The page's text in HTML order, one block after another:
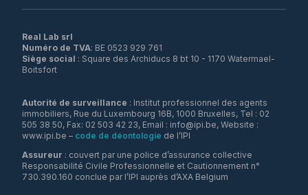
Real Lab srl
Numéro de TVA
Siège social : Square des Archiducs 8 bt 10 - 1170 Watermael-
Boitsfort
Autorité de surveillance : Institut professionnel des agents
immobiliers, Rue du Luxembourg 16B, 1000 Bruxelles, Tel : 02
505 38 50, Fax: 02 503 42 23, Email : info@ipi.be, Website :
www.ipi.be – code de déontologie de l’IPI
Assureur : couvert par une police d’assurance collective
Responsabilité Civile Professionnelle et Cautionnement n°
730.390.160 conclue par l’IPI auprès d’AXA Belgium